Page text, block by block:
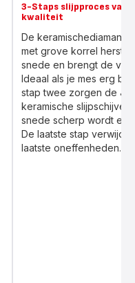
3-Staps slijpproces van
kwaliteit
De keramischediamant
met grove korrel
snede en brengt de
Ideaal als je mes erg bot
stap twee zorgen de
keramische slijpschijven
snede scherp wordt en
De laatste stap
laatste oneffenheden.